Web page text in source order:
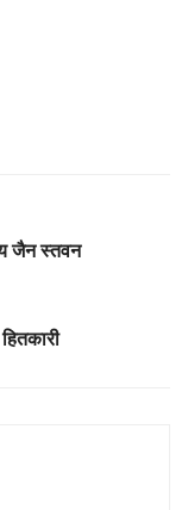
जैन स्तवन